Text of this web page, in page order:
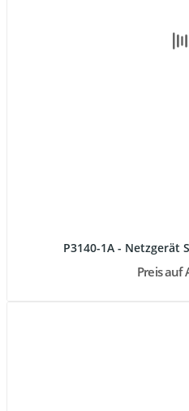
P3140-1A - Netzgerät
Preis auf